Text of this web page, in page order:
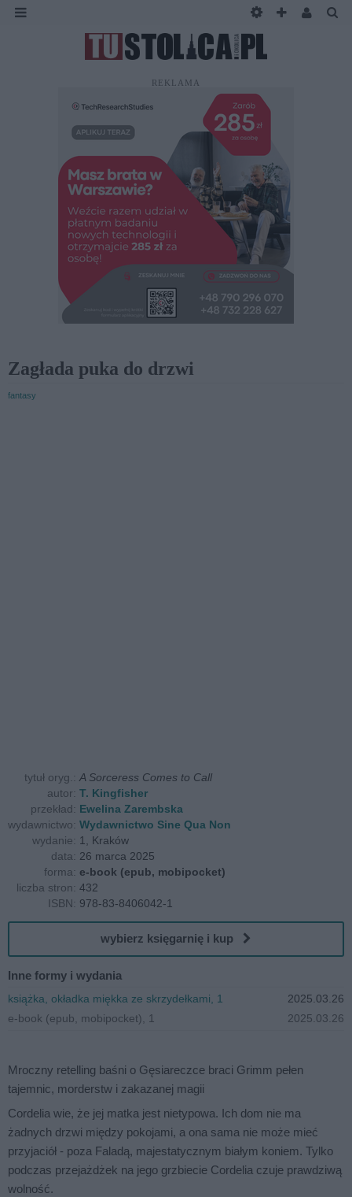
REKLAMA
Zagłada puka do drzwi
fantasy
tytuł oryg.: A Sorceress Comes to Call
autor: T. Kingfisher
przekład: Ewelina Zarembska
wydawnictwo: Wydawnictwo Sine Qua Non
wydanie: 1, Kraków
data: 26 marca 2025
forma: e-book (epub, mobipocket)
liczba stron: 432
ISBN: 978-83-8406042-1
wybierz księgarnię i kup
Inne formy i wydania
książka, okładka miękka ze skrzydełkami, 1
2025.03.26
e-book (epub, mobipocket), 1
2025.03.26
Mroczny retelling baśni o Gęsiareczce braci Grimm pełen
tajemnic, morderstw i zakazanej magii
Cordelia wie, że jej matka jest nietypowa. Ich dom nie ma
żadnych drzwi między pokojami, a ona sama nie może mieć
przyjaciół - poza Faladą, majestatycznym białym koniem. Tylko
podczas przejażdżek na jego grzbiecie Cordelia czuje prawdziwą
wolność.